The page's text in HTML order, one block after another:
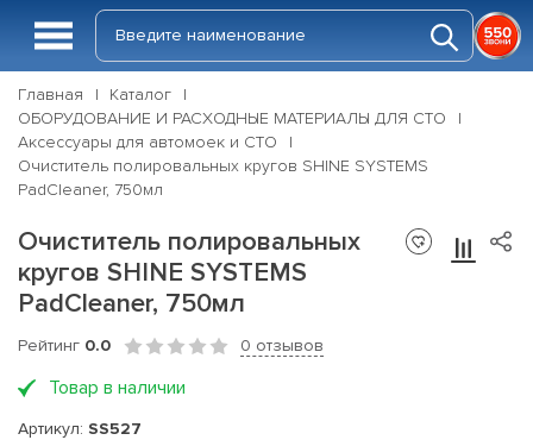
Главная
Каталог
ОБОРУДОВАНИЕ И РАСХОДНЫЕ МАТЕРИАЛЫ ДЛЯ СТО
Аксессуары для автомоек и СТО
Очиститель полировальных кругов SHINE SYSTEMS
PadCleaner, 750мл
Очиститель полировальных
кругов SHINE SYSTEMS
PadCleaner, 750мл
Рейтинг 0.0 0 отзывов
Товар в наличии
Артикул: SS527